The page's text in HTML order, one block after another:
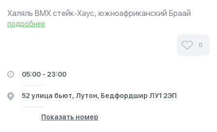
Халяль ВМХ стейк-Хаус, южноафриканский Браай
подробнее
0
05:00 - 23:00
52 улица бьют, Лутон, Бедфордшир ЛУ1 2ЭП
Показать номер